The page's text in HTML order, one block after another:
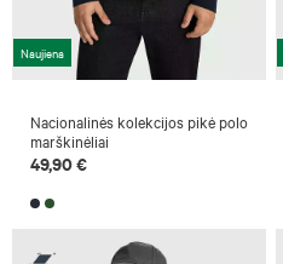
Naujiena
Nacionalinės kolekcijos pikė polo
marškinėliai
49,90 €